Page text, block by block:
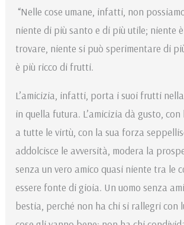
“Nelle cose umane, infatti, non
niente di più santo e di più utile; niente
trovare, niente si può sperimentare di
è più ricco di frutti.
L’amicizia, infatti, porta i suoi frutti
in quella futura. L’amicizia dà gusto, con
a tutte le virtù, con la sua forza
addolcisce le avversità, modera la
senza un vero amico quasi niente tra le
essere fonte di gioia. Un uomo senza
bestia, perché non ha chi si rallegri con